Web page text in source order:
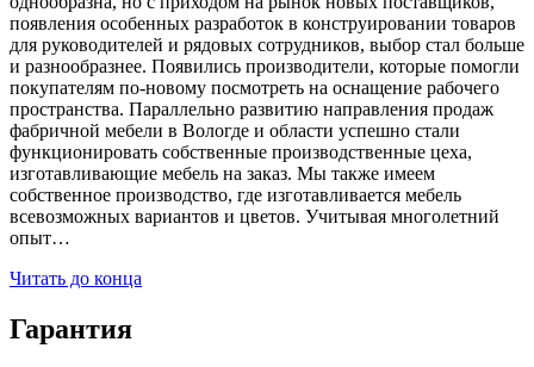
появления особенных разработок в конструировании товаров
для руководителей и рядовых сотрудников, выбор стал больше
и разнообразнее. Появились производители, которые помогли
покупателям по-новому посмотреть на оснащение рабочего
пространства. Параллельно развитию направления продаж
фабричной мебели в Вологде и области успешно стали
функционировать собственные производственные цеха,
изготавливающие мебель на заказ. Мы также имеем
собственное производство, где изготавливается мебель
всевозможных вариантов и цветов. Учитывая многолетний
опыт…
Читать до конца
Гарантия